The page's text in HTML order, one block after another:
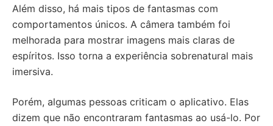
Além disso, há mais tipos de fantasmas com
comportamentos únicos. A câmera também foi
melhorada para mostrar imagens mais claras de
espíritos. Isso torna a experiência sobrenatural mais
imersiva.
Porém, algumas pessoas criticam o aplicativo. Elas
dizem que não encontraram fantasmas ao usá-lo. Por